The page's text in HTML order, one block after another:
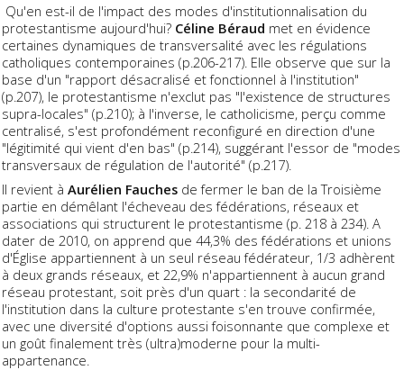
Qu'en est-il de l'impact des modes d'institutionnalisation du
protestantisme aujourd'hui? Céline Béraud met en évidence
certaines dynamiques de transversalité avec les régulations
catholiques contemporaines (p.206-217). Elle observe que sur la
base d'un "rapport désacralisé et fonctionnel à l'institution"
(p.207), le protestantisme n'exclut pas "l'existence de structures
supra-locales" (p.210); à l'inverse, le catholicisme, perçu comme
centralisé, s'est profondément reconfiguré en direction d'une
"légitimité qui vient d'en bas" (p.214), suggérant l'essor de "modes
transversaux de régulation de l'autorité" (p.217).
Il revient à Aurélien Fauches de fermer le ban de la Troisième
partie en démêlant l'écheveau des fédérations, réseaux et
associations qui structurent le protestantisme (p. 218 à 234). A
dater de 2010, on apprend que 44,3% des fédérations et unions
d'Église appartiennent à un seul réseau fédérateur, 1/3 adhèrent
à deux grands réseaux, et 22,9% n'appartiennent à aucun grand
réseau protestant, soit près d'un quart : la secondarité de
l'institution dans la culture protestante s'en trouve confirmée,
avec une diversité d'options aussi foisonnante que complexe et
un goût finalement très (ultra)moderne pour la multi-
appartenance.